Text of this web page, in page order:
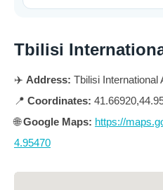
Tbilisi
✈️ Address: Tbilisi International
📍 Coordinates:
🌐Google Maps: https://
4.95470